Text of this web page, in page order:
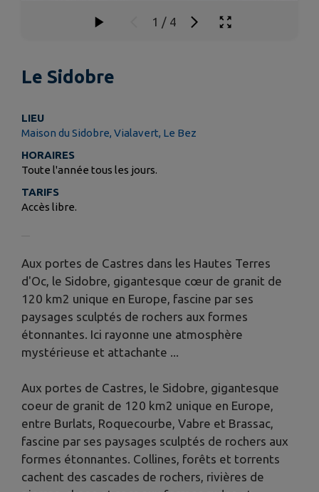
1 / 4
Le Sidobre
LIEU
Maison du Sidobre, Vialavert, Le Bez
HORAIRES
Toute l'année tous les jours.
TARIFS
Accès libre.
Aux portes de Castres dans les Hautes Terres
d'Oc, le Sidobre, gigantesque cœur de granit de
120 km2 unique en Europe, fascine par ses
paysages sculptés de rochers aux formes
étonnantes. Ici rayonne une atmosphère
mystérieuse et attachante ...
Aux portes de Castres, le Sidobre, gigantesque
coeur de granit de 120 km2 unique en Europe,
entre Burlats, Roquecourbe, Vabre et Brassac,
fascine par ses paysages sculptés de rochers aux
formes étonnantes. Collines, forêts et torrents
cachent des cascades de rochers, rivières de